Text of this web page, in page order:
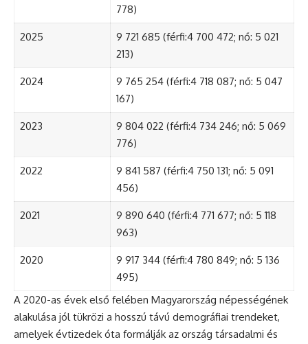
778)
2025
9 721 685 (férfi:4 700 472; nő: 5 021
213)
2024
9 765 254 (férfi:4 718 087; nő: 5 047
167)
2023
9 804 022 (férfi:4 734 246; nő: 5 069
776)
2022
9 841 587 (férfi:4 750 131; nő: 5 091
456)
2021
9 890 640 (férfi:4 771 677; nő: 5 118
963)
2020
9 917 344 (férfi:4 780 849; nő: 5 136
495)
A 2020-as évek első felében Magyarország népességének
alakulása jól tükrözi a hosszú távú demográfiai trendeket,
amelyek évtizedek óta formálják az ország társadalmi és